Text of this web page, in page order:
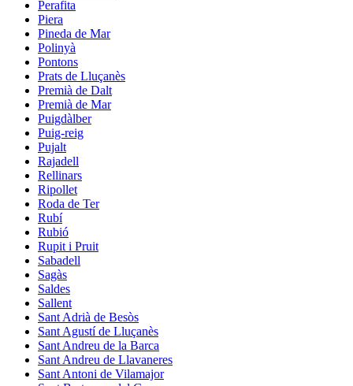
Perafita
Piera
Pineda de Mar
Polinyà
Pontons
Prats de Lluçanès
Premià de Dalt
Premià de Mar
Puigdàlber
Puig-reig
Pujalt
Rajadell
Rellinars
Ripollet
Roda de Ter
Rubí
Rubió
Rupit i Pruit
Sabadell
Sagàs
Saldes
Sallent
Sant Adrià de Besòs
Sant Agustí de Lluçanès
Sant Andreu de la Barca
Sant Andreu de Llavaneres
Sant Antoni de Vilamajor